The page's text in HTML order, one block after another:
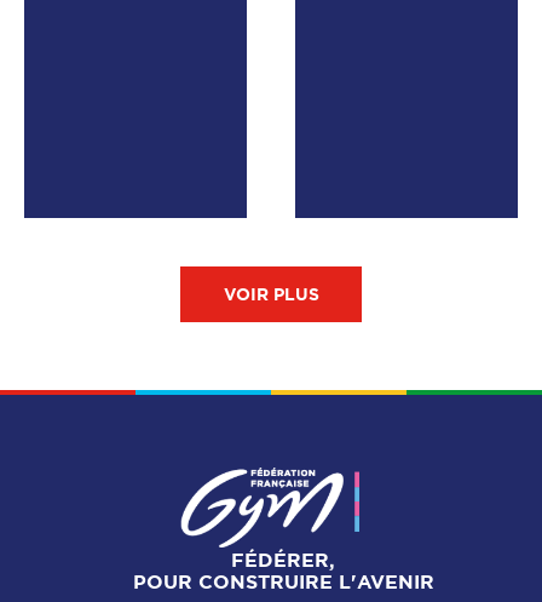
VOIR PLUS
FÉDÉRER,
POUR CONSTRUIRE L'AVENIR